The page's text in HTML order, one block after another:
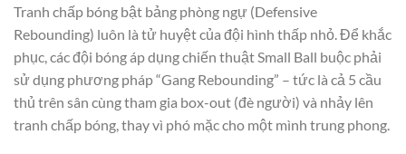
Tranh chấp bóng bật bảng phòng ngự (Defensive
Rebounding) luôn là tử huyệt của đội hình thấp nhỏ. Để khắc
phục, các đội bóng áp dụng chiến thuật Small Ball buộc phải
sử dụng phương pháp “Gang Rebounding” – tức là cả 5 cầu
thủ trên sân cùng tham gia box-out (đè người) và nhảy lên
tranh chấp bóng, thay vì phó mặc cho một mình trung phong.